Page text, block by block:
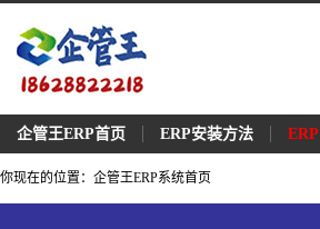
企管王ERP首页 ERP安装方法
你现在的位置：企管王ERP系统首页